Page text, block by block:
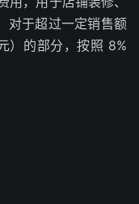
对于超过一定销售额
）的部分，按照 8%